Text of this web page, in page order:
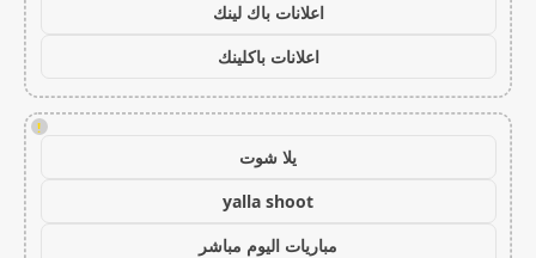
اعلانات باك لينك
اعلانات باكلينك
!
يلا شوت
yalla shoot
مباريات اليوم مباشر